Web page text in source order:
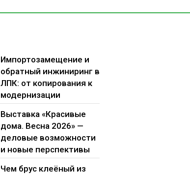
Импортозамещение и
обратный инжиниринг в
ЛПК: от копирования к
модернизации
Выставка «Красивые
дома. Весна 2026» —
деловые возможности
и новые перспективы
Чем брус клеёный из